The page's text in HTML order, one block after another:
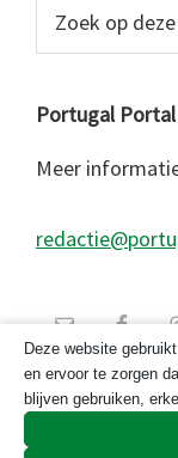
website
Portugal Portal
Meer
Deze website
en ervoor te zorgen
blijven gebruiken,